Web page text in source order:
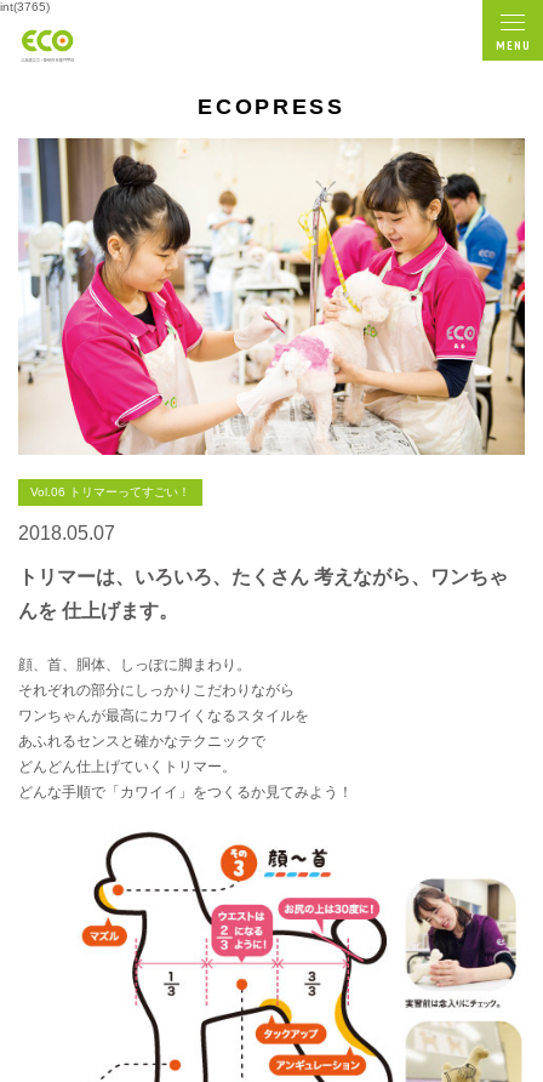
int(3765)
MENU
ECOPRESS
Vol.06 トリマーってすごい！
2018.05.07
トリマーは、いろいろ、たくさん 考えながら、ワンちゃ
んを 仕上げます。
顔、首、胴体、しっぽに脚まわり。
それぞれの部分にしっかりこだわりながら
ワンちゃんが最高にカワイくなるスタイルを
あふれるセンスと確かなテクニックで
どんどん仕上げていくトリマー。
どんな手順で「カワイイ」をつくるか見てみよう！